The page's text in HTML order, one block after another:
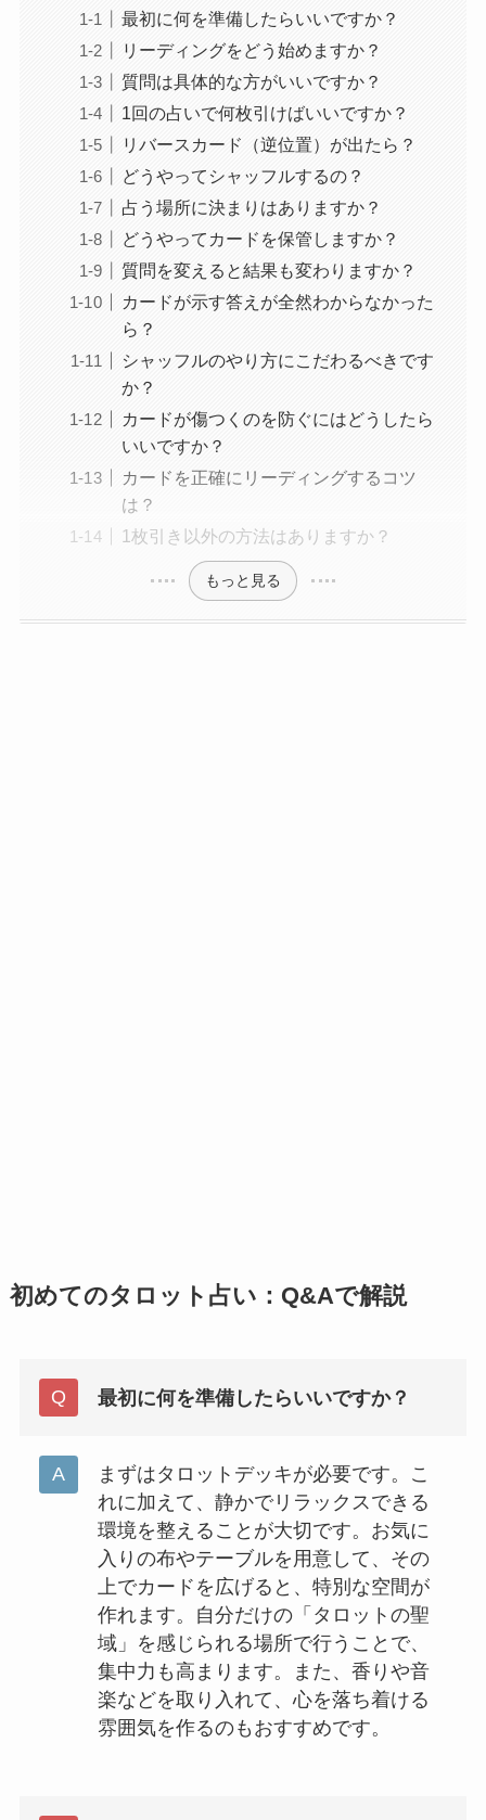
最初に何を準備したらいいですか？
リーディングをどう始めますか？
質問は具体的な方がいいですか？
1回の占いで何枚引けばいいですか？
リバースカード（逆位置）が出たら？
どうやってシャッフルするの？
占う場所に決まりはありますか？
どうやってカードを保管しますか？
質問を変えると結果も変わりますか？
カードが示す答えが全然わからなかった
ら？
シャッフルのやり方にこだわるべきです
か？
カードが傷つくのを防ぐにはどうしたら
いいですか？
カードを正確にリーディングするコツ
は？
1枚引き以外の方法はありますか？
もっと見る
初めてのタロット占い：Q&Aで解説
最初に何を準備したらいいですか？
まずはタロットデッキが必要です。こ
れに加えて、静かでリラックスできる
環境を整えることが大切です。お気に
入りの布やテーブルを用意して、その
上でカードを広げると、特別な空間が
作れます。自分だけの「タロットの聖
域」を感じられる場所で行うことで、
集中力も高まります。また、香りや音
楽などを取り入れて、心を落ち着ける
雰囲気を作るのもおすすめです。